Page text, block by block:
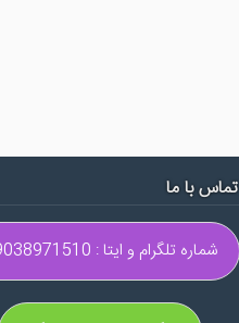
تماس با ما
شماره تلگرام و ایتا : 09038971510